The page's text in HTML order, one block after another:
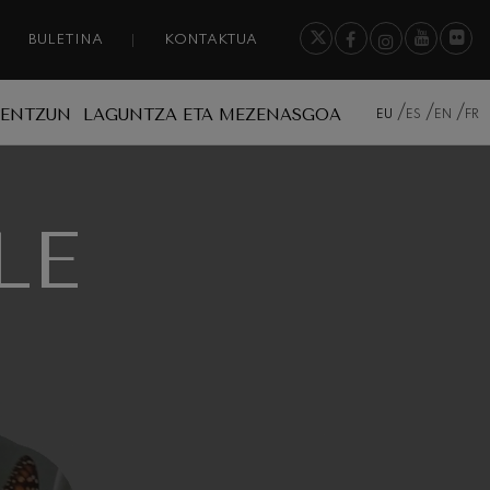
BULETINA KONTAKTUA
LAGUNTZA ETA MEZENASGOA EU ES EN FR